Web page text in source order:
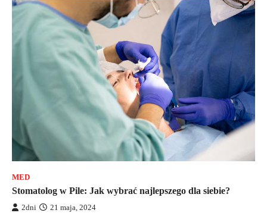
MED
Stomatolog w Pile: Jak wybrać najlepszego dla siebie?
2dni 21 maja, 2024